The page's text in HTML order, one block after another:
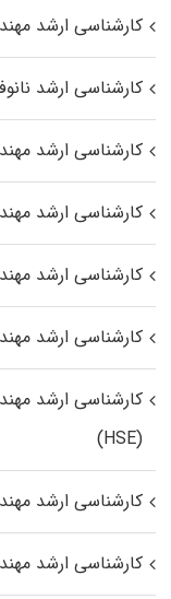
کارشناسی ارشد
کارشناسی ارشد
کارشناسی ارشد
کارشناسی ارشد
کارشناسی ارشد
کارشناسی ارشد
کارشناسی ارشد
(HSE)
کارشناسی ارشد
کارشناسی ارشد